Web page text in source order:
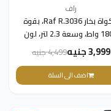
راف
مكواة بخار Raf R.3036، بقوة
1800 واط، وسعة 2.3 لتر، لون
بنفسجي(ضمان 3 سنوات)
3,999 جنيه 4,499 جنيه
اضف الى السلة